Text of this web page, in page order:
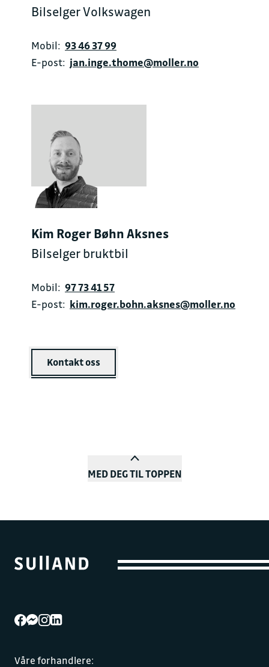
Bilselger Volkswagen
Mobil: 93 46 37 99
E-post: jan.inge.thome@moller.no
Kim Roger Bøhn Aksnes
Bilselger bruktbil
Mobil: 97 73 41 57
E-post: kim.roger.bohn.aksnes@moller.no
Kontakt oss
MED DEG TIL TOPPEN
Våre forhandlere: